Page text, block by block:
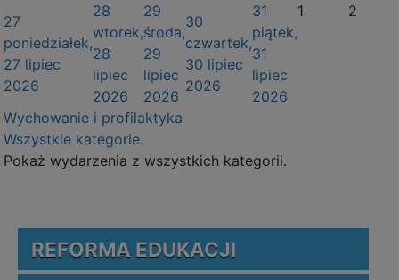
27
poniedziałek,
27 lipiec
2026
28
wtorek,
28
lipiec
2026
29
środa,
29
lipiec
2026
30
czwartek,
30 lipiec
2026
31
piątek,
31
lipiec
2026
1 2
Wychowanie i profilaktyka
Wszystkie kategorie
Pokaż wydarzenia z wszystkich kategorii.
REFORMA EDUKACJI